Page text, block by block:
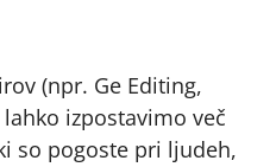
(npr. Ge Editing,
izpostavimo več
so pogoste pri ljudeh,